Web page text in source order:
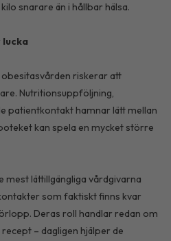
snarare än i hållbar hälsa.
riskerar att
Nutritionsuppföljning,
patientkontakt hamnar lätt mellan
kan spela en mycket större
lättillgängliga vårdgivarna
som faktiskt finns kvar
Deras roll handlar redan om
– dagligen hjälper de